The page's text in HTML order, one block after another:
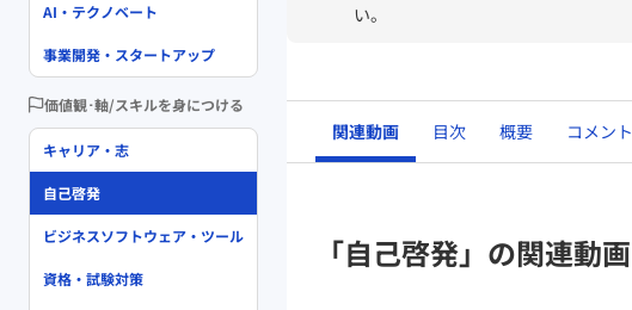
い。
関連動画 目次 概要 コメント
「自己啓発」の関連動画
AI・テクノベート
事業開発・スタートアップ
価値観･軸/スキルを身につける
キャリア・志
自己啓発
ビジネスソフトウェア・ツール
資格・試験対策